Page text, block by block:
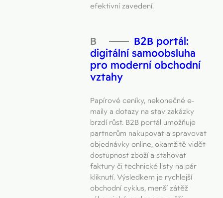
efektivní zavedení.
B2B portál:
digitální samoobsluha
pro moderní obchodní
vztahy
Papírové ceníky, nekonečné e-
maily a dotazy na stav zakázky
brzdí růst. B2B portál umožňuje
partnerům nakupovat a spravovat
objednávky online, okamžitě vidět
dostupnost zboží a stahovat
faktury či technické listy na pár
kliknutí. Výsledkem je rychlejší
obchodní cyklus, menší zátěž